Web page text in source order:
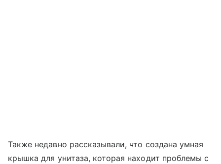
Также недавно рассказывали, что создана умная
крышка для унитаза, которая находит проблемы с